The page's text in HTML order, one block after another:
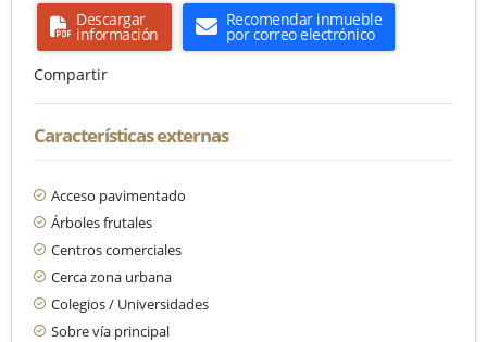
Descargar
información
Recomendar inmueble
por correo electrónico
Compartir
Características externas
Acceso pavimentado
Árboles frutales
Centros comerciales
Cerca zona urbana
Colegios / Universidades
Sobre vía principal